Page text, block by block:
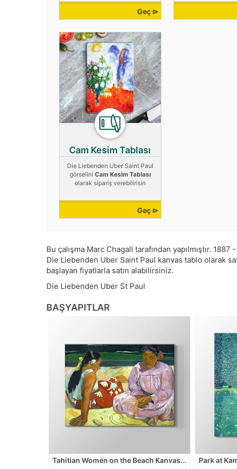
Geç ⊳
Cam Kesim Tablası
Die Liebenden Uber Saint Paul
görselini Cam Kesim Tablası
olarak sipariş verebilirisin
Geç ⊳
Bu çalışma Marc Chagall tarafından yapılmıştır. 1887
Die Liebenden Uber Saint Paul kanvas tablo olarak
başlayan fiyatlarla satın alabilirsiniz.
Die Liebenden Uber St Paul
BAŞYAPITLAR
Tahitian Women on the Beach Kanvas
Park at